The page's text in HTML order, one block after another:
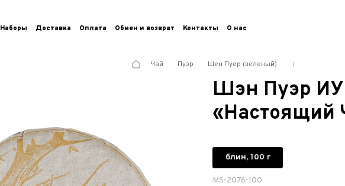
Наборы Доставка Оплата Обмен и возврат Контакты О нас
Чай Пуэр Шен Пуер (зеленый)
Шэн Пуэр
«Настоящий
блин, 100 г
MS-2076-100